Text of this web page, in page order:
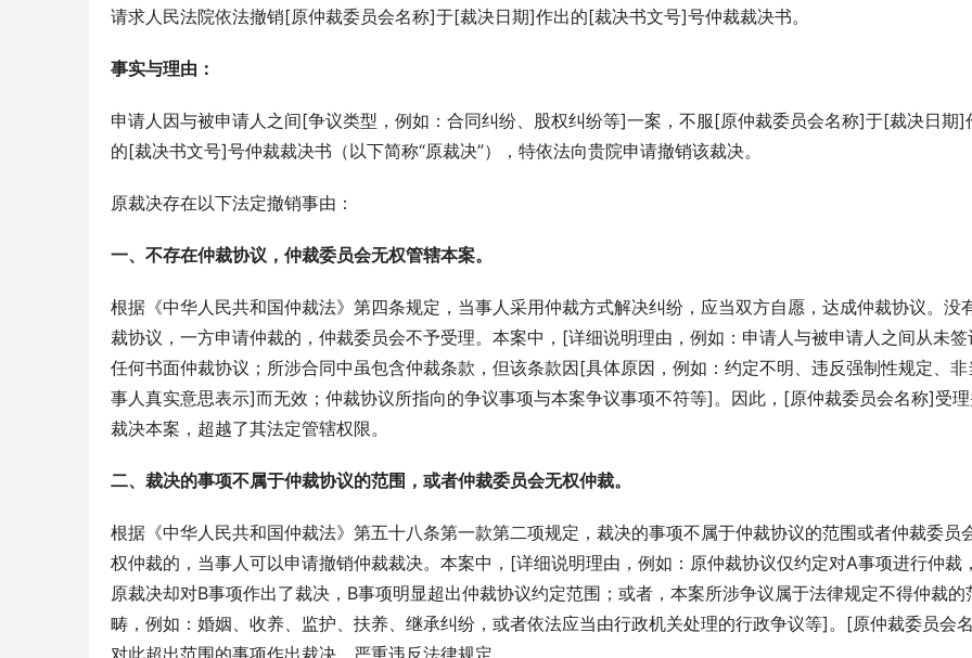
请求人民法院依法撤销[原仲裁委员会名称]于[裁决日期]作出的[裁决书文号]号仲裁裁决书。
事实与理由：
申请人因与被申请人之间[争议类型，例如：合同纠纷、股权纠纷等]一案，不服[原仲裁委员会名称]于[裁决日期]
的[裁决书文号]号仲裁裁决书（以下简称“原裁决”），特依法向贵院申请撤销该裁决。
原裁决存在以下法定撤销事由：
一、不存在仲裁协议，仲裁委员会无权管辖本案。
根据《中华人民共和国仲裁法》第四条规定，当事人采用仲裁方式解决纠纷，应当双方自愿，达成仲裁协议。没
裁协议，一方申请仲裁的，仲裁委员会不予受理。本案中，[详细说明理由，例如：申请人与被申请人之间从未签
任何书面仲裁协议；所涉合同中虽包含仲裁条款，但该条款因[具体原因，例如：约定不明、违反强制性规定、非
事人真实意思表示]而无效；仲裁协议所指向的争议事项与本案争议事项不符等]。因此，[原仲裁委员会名称]受
裁决本案，超越了其法定管辖权限。
二、裁决的事项不属于仲裁协议的范围，或者仲裁委员会无权仲裁。
根据《中华人民共和国仲裁法》第五十八条第一款第二项规定，裁决的事项不属于仲裁协议的范围或者仲裁委员
权仲裁的，当事人可以申请撤销仲裁裁决。本案中，[详细说明理由，例如：原仲裁协议仅约定对A事项进行仲裁
原裁决却对B事项作出了裁决，B事项明显超出仲裁协议约定范围；或者，本案所涉争议属于法律规定不得仲裁的
畴，例如：婚姻、收养、监护、扶养、继承纠纷，或者依法应当由行政机关处理的行政争议等]。[原仲裁委员会
对此超出范围的事项作出裁决，严重违反法律规定。